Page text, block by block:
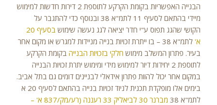
הבנייה האפשריות בקומת הקרקע לתוספת 2 דירות חדשות למימוש
מיידי בהתאם לסעיף 11 לתמ"א 38 ובנוסף כדי להתגבר על
הקושי שהגג תפוס ע"י חדר יציאה לגג נעשה שימוש
בסעיף 20
א'
לתמ"א 38 – בו ייתרת זכויות בנייה מניידות למגרש או מקום אחר
בעיר. פתרון המשלב מימוש חלקי בזכויות הבנייהבקומת הקרקע
לתוספת 2 יחידות דיור למימוש מידי ומימוש יתרת זכויות הבנייה
במקום אחר יכול להוות פתרון אידאלי לבניינים דומים גם בתל אביב.
בימים אלו מופקדת תכנית לניוד זכויות בנייה בהתאם לסעיף 20 א
לתמ"א 38
מברנר 30 לביאליק 33 רעננה (רע/מק/837 א' –